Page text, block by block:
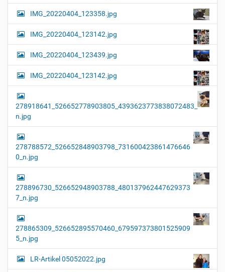
IMG_20220404_123358.jpg
IMG_20220404_123142.jpg
IMG_20220404_123439.jpg
IMG_20220404_123142.jpg
278918641_526652778903805_4393623773838072483_
n.jpg
278788572_526652848903798_731600423861476646
0_n.jpg
278896730_526652948903788_480137962447629373
7_n.jpg
278865309_526652895570460_679597373801525909
5_n.jpg
LR-Artikel 05052022.jpg